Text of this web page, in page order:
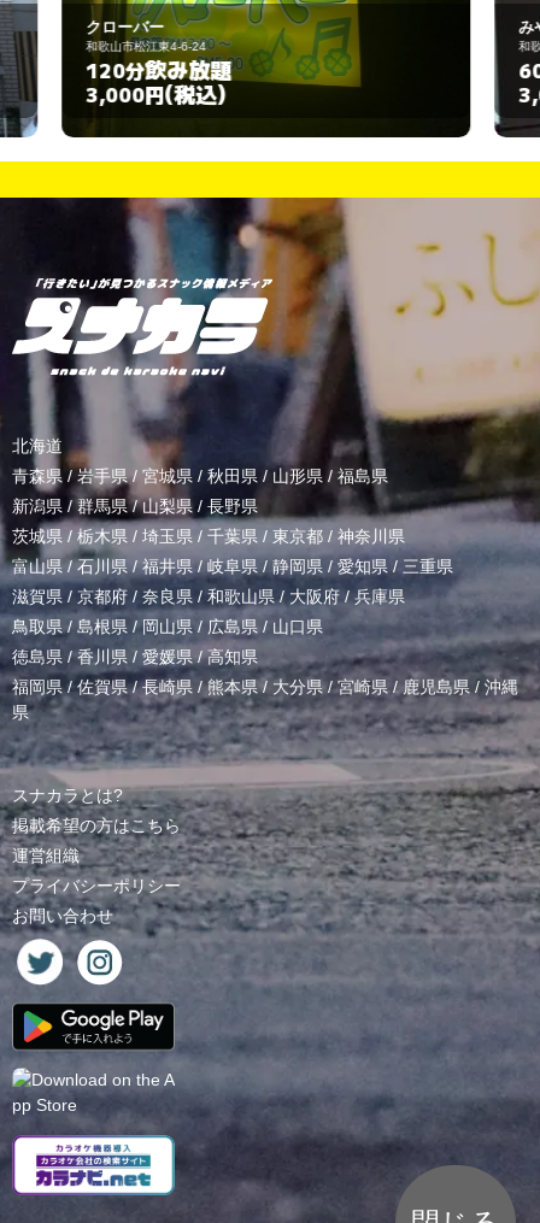
みやこ
和歌山市新内11
60分飲み放題
3,000円(税込)
北海道
青森県 / 岩手県/ 宮城県 / 秋田県 / 山形県/ 福島県
新潟県 /群馬県/山梨県 / 長野県
茨城県 / 栃木県 / 埼玉県 / 千葉県 / 東京都 / 神奈川県
富山県 /石川県/福井県/岐阜県 / 静岡県 / 愛知県 / 三重県
滋賀県 / 京都府 / 奈良県 / 和歌山県/ 大阪府 /兵庫県
鳥取県/ 島根県 /岡山県/ 広島県 / 山口県
徳島県 /香川県 / 愛媛県/高知県
福岡県/佐賀県/長崎県 /熊本県/ 大分県/宮崎県 /鹿児島県 / 沖縄
県
スナカラとは?
掲載希望の方はこちら
運営組織
プライバシーポリシー
お問い合わせ